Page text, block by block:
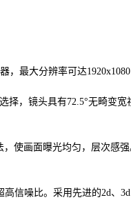
，最大分辨率可达
择，镜头具有72.5°无畸变宽
使画面曝光均匀，层次感
信噪比。采用先进的2d、